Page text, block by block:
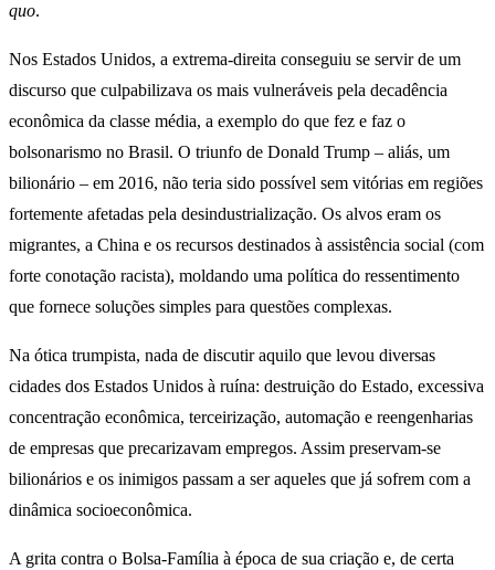
quo.
Nos Estados Unidos, a extrema-direita conseguiu se servir de um
discurso que culpabilizava os mais vulneráveis pela decadência
econômica da classe média, a exemplo do que fez e faz o
bolsonarismo no Brasil. O triunfo de Donald Trump – aliás, um
bilionário – em 2016, não teria sido possível sem vitórias em regiões
fortemente afetadas pela desindustrialização. Os alvos eram os
migrantes, a China e os recursos destinados à assistência social (com
forte conotação racista), moldando uma política do ressentimento
que fornece soluções simples para questões complexas.
Na ótica trumpista, nada de discutir aquilo que levou diversas
cidades dos Estados Unidos à ruína: destruição do Estado, excessiva
concentração econômica, terceirização, automação e reengenharias
de empresas que precarizavam empregos. Assim preservam-se
bilionários e os inimigos passam a ser aqueles que já sofrem com a
dinâmica socioeconômica.
A grita contra o Bolsa-Família à época de sua criação e, de certa